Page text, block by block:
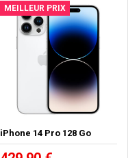
MEILLEUR PRIX
iPhone 14 Pro 128 Go